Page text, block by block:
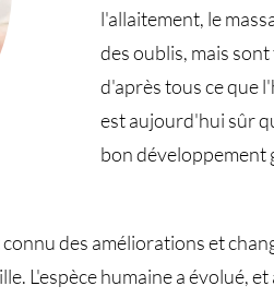
l'allaitement, le
des oublis, mais
d'après tous ce que
est aujourd'hui sûr
bon développement
des améliorations et
L'espèce humaine a évolué,